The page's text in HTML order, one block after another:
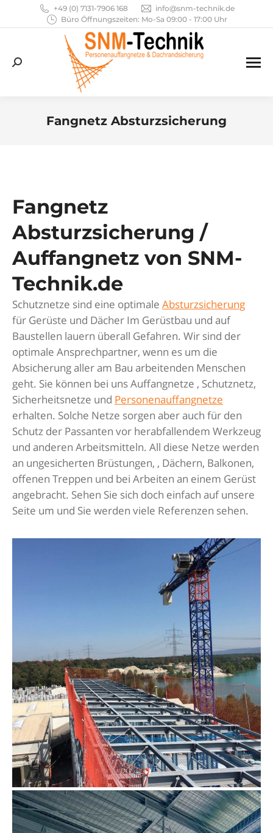
+49 (0) 7131-7906 168
info@snm-technik.de
Büro Öffnungszeiten: Mo-Sa 09:00 - 17:00 Uhr
Search:
Fangnetz Absturzsicherung
Fangnetz
Absturzsicherung /
Auffangnetz von SNM-
Technik.de
Schutznetze sind eine optimale Absturzsicherung
für Gerüste und Dächer Im Gerüstbau und auf
Baustellen lauern überall Gefahren. Wir sind der
optimale Ansprechpartner, wenn es um die
Absicherung aller am Bau arbeitenden Menschen
geht. Sie können bei uns Auffangnetze , Schutznetz,
Sicherheitsnetze und Personenauffangnetze
erhalten. Solche Netze sorgen aber auch für den
Schutz der Passanten vor herabfallendem Werkzeug
und anderen Arbeitsmitteln. All diese Netze werden
an ungesicherten Brüstungen, , Dächern, Balkonen,
offenen Treppen und bei Arbeiten an einem Gerüst
angebracht. Sehen Sie sich doch einfach auf unsere
Seite um und Sie werden viele Referenzen sehen.